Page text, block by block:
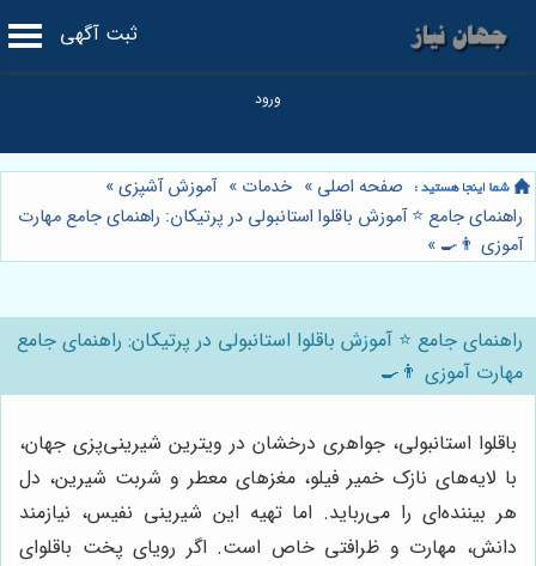
ثبت آگهی
صفحه اصلی » خدمات » آموزش آشپزی»
راهنمای جامع ⭐️ آموزش باقلوا استانبولی در پرتیکان: راهنمای جامع مهارت
آموزی 👨‍🍳 »
راهنمای جامع ⭐️ آموزش باقلوا استانبولی در پرتیکان: راهنمای جامع
مهارت آموزی 👨‍🍳
باقلوا استانبولی، جواهری درخشان در ویترین شیرینی‌پزی جهان،
با لایه‌های نازک خمیر فیلو، مغزهای معطر و شربت شیرین، دل
هر بیننده‌ای را می‌رباید. اما تهیه این شیرینی نفیس، نیازمند
دانش، مهارت و ظرافتی خاص است. اگر رویای پخت باقلوای